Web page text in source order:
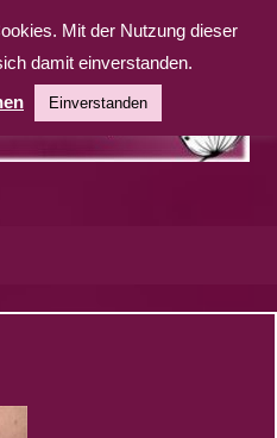
Mit der Nutzung dieser
damit einverstanden.
Einverstanden